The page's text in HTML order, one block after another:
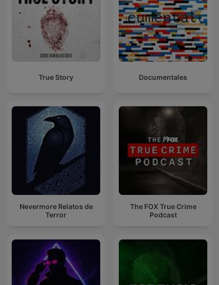
True Story Documentales
Nevermore Relatos de
Terror
The FOX True Crime
Podcast